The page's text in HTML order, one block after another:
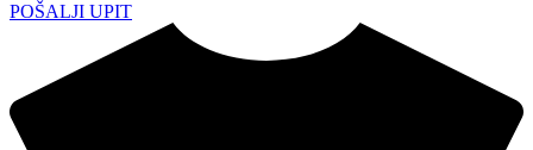
POŠALJI UPIT